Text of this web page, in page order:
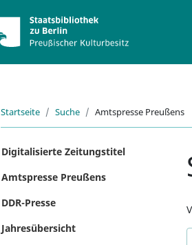
Startseite Suche Amtspresse Preußens
Digitalisierte Zeitungstitel
Amtspresse Preußens
DDR-Presse
Jahresübersicht